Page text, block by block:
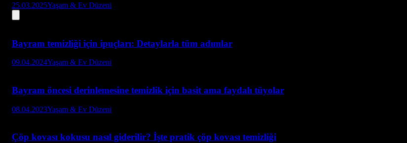
25.03.2025Yaşam & Ev Düzeni
Bayram temizliği için ipuçları: Detaylarla tüm adımlar
09.04.2024Yaşam & Ev Düzeni
Bayram öncesi derinlemesine temizlik için basit ama faydalı tüyolar
08.04.2023Yaşam & Ev Düzeni
Çöp kovası kokusu nasıl giderilir? İşte pratik çöp kovası temizliği